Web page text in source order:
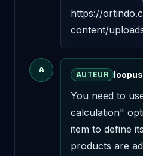
https://
content/
A
AUTEUR loopus
You need to
calculation"
item to define
products are